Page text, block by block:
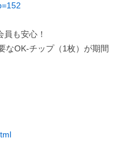
も安心！
なOK-チップ（1枚）が期間